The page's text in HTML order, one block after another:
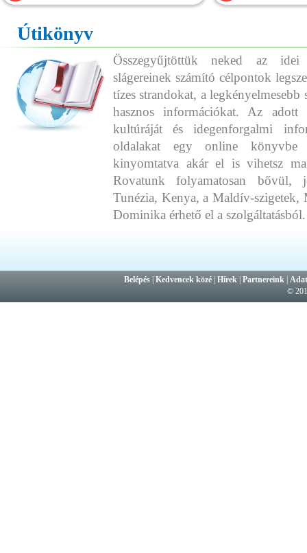
Útikönyv
Összegyűjtöttük neked az idei
slágereinek számító célpontok
tízes strandokat, a legkényelmesebb
hasznos információkat. Az adott
kultúráját és idegenforgalmi
oldalakat egy online könyvbe
kinyomtatva akár el is vihetsz
Rovatunk folyamatosan bővül,
Tunézia, Kenya, a Maldív-
Dominika érhető el a szolgáltatásból.
Belépés |Kedvencek közé |Hírek |Partnereink |
©